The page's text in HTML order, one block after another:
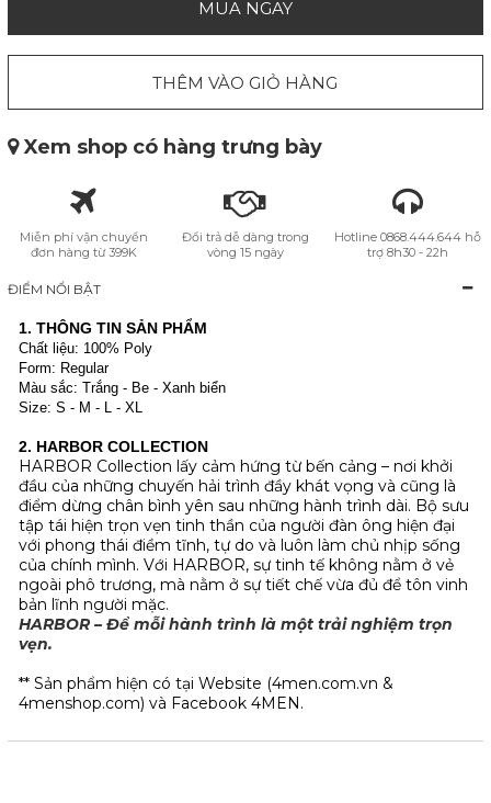
MUA NGAY
THÊM VÀO GIỎ HÀNG
Xem shop có hàng trưng bày
Miễn phí vận chuyển
đơn hàng từ 399K
Đổi trả dễ dàng trong
vòng 15 ngày
Hotline 0868.444.644 hỗ
trợ 8h30 - 22h
ĐIỂM NỔI BẬT
1. THÔNG TIN SẢN PHẨM
Chất liệu: 100% Poly
Form: Regular
Màu sắc: Trắng - Be - Xanh biển
Size: S - M - L - XL
2. HARBOR COLLECTION
HARBOR Collection lấy cảm hứng từ bến cảng – nơi khởi
đầu của những chuyến hải trình đầy khát vọng và cũng là
điểm dừng chân bình yên sau những hành trình dài. Bộ sưu
tập tái hiện trọn vẹn tinh thần của người đàn ông hiện đại
với phong thái điềm tĩnh, tự do và luôn làm chủ nhịp sống
của chính mình. Với HARBOR, sự tinh tế không nằm ở vẻ
ngoài phô trương, mà nằm ở sự tiết chế vừa đủ để tôn vinh
bản lĩnh người mặc.
HARBOR – Để mỗi hành trình là một trải nghiệm trọn
vẹn.
** Sản phẩm hiện có tại Website (4men.com.vn &
4menshop.com) và Facebook 4MEN.